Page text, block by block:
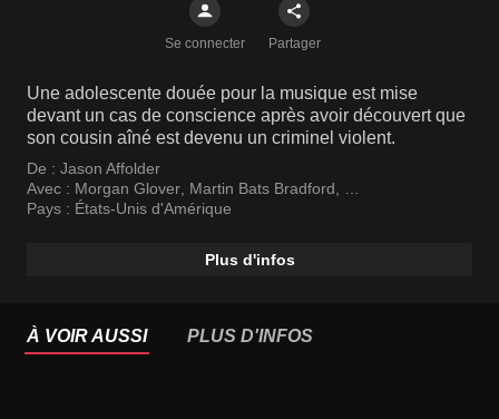
Se connecter Partager
Une adolescente douée pour la musique est mise
devant un cas de conscience après avoir découvert que
son cousin aîné est devenu un criminel violent.
De : Jason Affolder
Avec : Morgan Glover, Martin Bats Bradford,
Samantha Beaulieu
Pays : États-Unis d'Amérique
Plus d'infos
À VOIR AUSSI PLUS D'INFOS